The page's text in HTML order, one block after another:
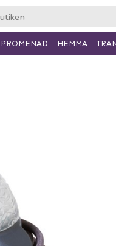
PROMENAD HEMMA